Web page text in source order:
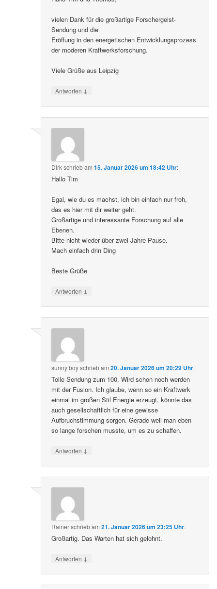
vielen Dank für die großartige Forschergeist-
Sendung und die
Eröffung in den energetischen Entwicklungsprozess
der moderen Kraftwerksforschung.
Viele Grüße aus Leipzig
Antworten ↓
Dirkschriebam15. Januar 2026 um 18:42 Uhr:
Hallo Tim
Egal, wie du es machst, ich bin einfach nur froh,
das es hier mit dir weiter geht.
Großartige und interessante Forschung auf alle
Ebenen.
Bitte nicht wieder über zwei Jahre Pause.
Mach einfach drin Ding
Beste Grüße
Antworten ↓
sunny boyschriebam20. Januar 2026 um 20:29 Uhr:
Tolle Sendung zum 100. Wird schon noch werden
mit der Fusion. Ich glaube, wenn so ein Kraftwerk
einmal im großen Stil Energie erzeugt, könnte das
auch gesellschaftlich für eine gewisse
Aufbruchstimmung sorgen. Gerade weil man eben
so lange forschen musste, um es zu schaffen.
Antworten ↓
Rainerschriebam21. Januar 2026 um 23:25 Uhr:
Großartig. Das Warten hat sich gelohnt.
Antworten ↓